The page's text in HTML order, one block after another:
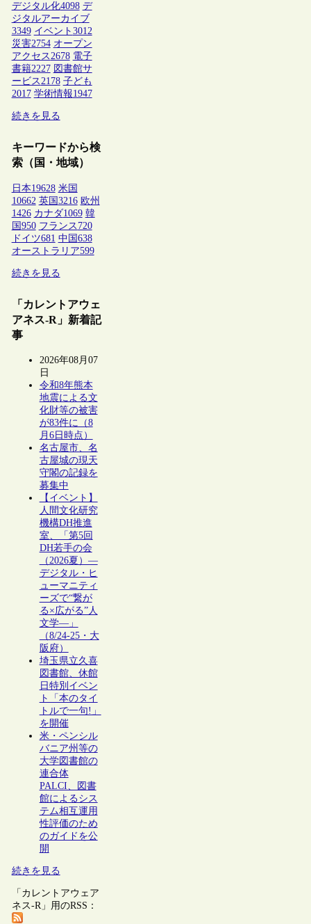
デジタル化4098 デ
ジタルアーカイブ
3349 イベント 3012
災害2754 オープン
アクセス2678 電子
書籍2227 図書館サ
ービス2178 子ども
2017 学術情報1947
続きを見る
キーワードから検
索（国・地域）
日本19628 米国
10662 英国 3216 欧州
1426 カナダ1069 韓
国 950 フランス 720
ドイツ681 中国 638
オーストラリア599
続きを見る
「カレントアウェ
アネス-R」新着記
事
2026年08月07
日
令和8年熊本
地震による文
化財等の被害
が83件に（8
月6日時点）
名古屋市、名
古屋城の現天
守閣の記録を
募集中
【イベント】
人間文化研究
機構DH推進
室、「第5回
DH若手の会
（2026夏）―
デジタル・ヒ
ューマニティ
ーズで“繋が
る×広がる”人
文学―」
（8/24-25・大
阪府）
埼玉県立久喜
図書館、休館
日特別イベン
ト「本のタイ
トルで一句!」
を開催
米・ペンシル
バニア州等の
大学図書館の
連合体
PALCI、図書
館によるシス
テム相互運用
性評価のため
のガイドを公
開
続きを見る
「カレントアウェア
ネス-R」用のRSS：